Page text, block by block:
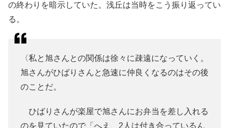
の終わりを暗示していた。浅丘は当時をこう振り返ってい
る。
〈私と旭さんとの関係は徐々に疎遠になっていく。
旭さんがひばりさんと急速に仲良くなるのはその後
のことだ。
ひばりさんが楽屋で旭さんにお弁当を差し入れる
のを見ていたので「へえ、2人は付き合っているん